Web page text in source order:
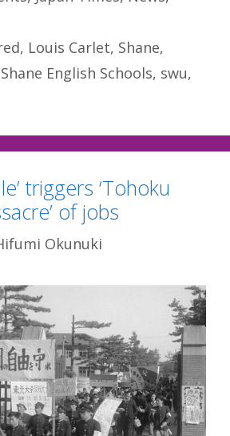
, Louis Carlet, Shane,
Shane English Schools, swu,
triggers ‘Tohoku
of jobs
Okunuki